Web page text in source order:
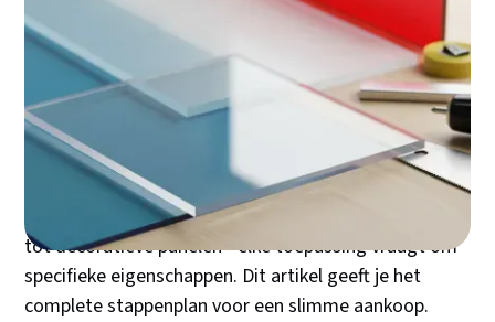
Een plexiglas plaat kopen lijkt simpel, maar de
verkeerde keuze kan je project duur komen te staan.
Welke dikte heeft jouw toepassing nodig? Wanneer
kies je voor gegoten of geëxtrudeerd plexiglas? En
hoe voorkom je krassen bij het bewerken? De markt
biedt tientallen varianten in dikte, kleur en afwerking.
Van voorzetramen tot aquariums, van windschermen
tot decoratieve panelen - elke toepassing vraagt om
specifieke eigenschappen. Dit artikel geeft je het
complete stappenplan voor een slimme aankoop.